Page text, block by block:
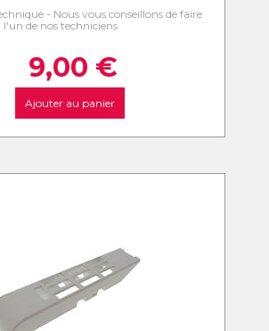
- Nous vous conseillons de faire
l'un de nos techniciens
9,00 €
Ajouter au panier